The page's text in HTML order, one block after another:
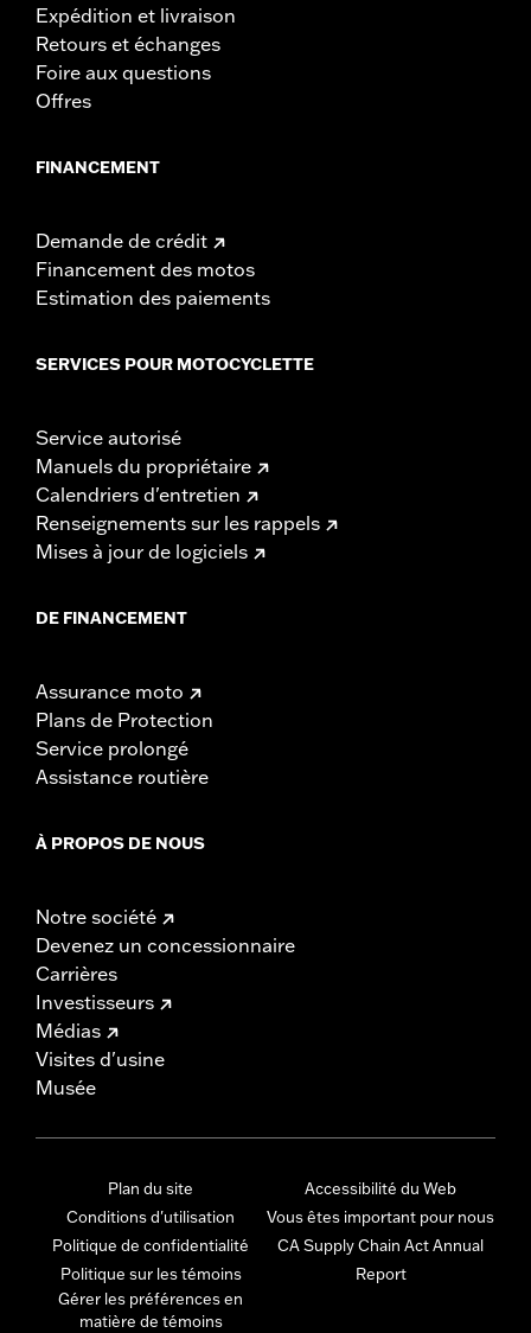
Expédition et livraison
Retours et échanges
Foire aux questions
Offres
FINANCEMENT
Demande de crédit
Financement des motos
Estimation des paiements
SERVICES POUR MOTOCYCLETTE
Service autorisé
Manuels du propriétaire
Calendriers d'entretien
Renseignements sur les rappels
Mises à jour de logiciels
DE FINANCEMENT
Assurance moto
Plans de Protection
Service prolongé
Assistance routière
À PROPOS DE NOUS
Notre société
Devenez un concessionnaire
Carrières
Investisseurs
Médias
Visites d'usine
Musée
Plan du site
Conditions d'utilisation
Politique de confidentialité
Politique sur les témoins
Gérer les préférences en
matière de témoins
Accessibilité du Web
Vous êtes important pour nous
CA Supply Chain Act Annual
Report